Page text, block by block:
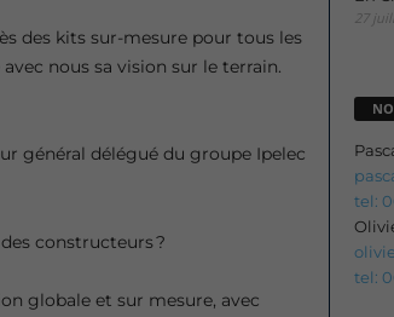
des kits sur-mesure pour tous les
nous sa vision sur le terrain.
général délégué du groupe Ipelec
constructeurs ?
globale et sur mesure, avec
27
tel:
tel: